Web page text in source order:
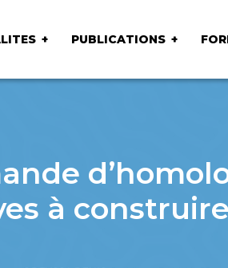
PUBLICATIONS
à